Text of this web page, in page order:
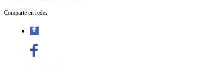
Comparte en redes